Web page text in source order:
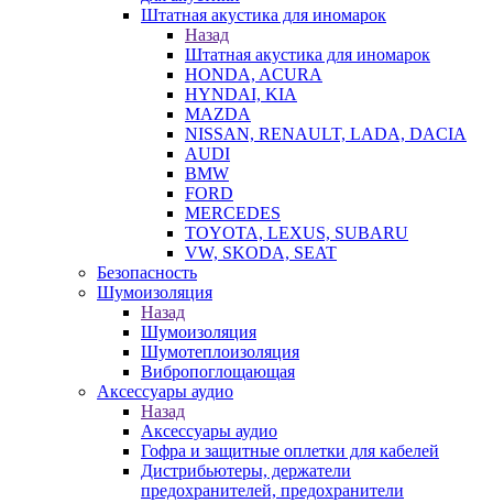
Штатная акустика для иномарок
Назад
Штатная акустика для иномарок
HONDA, ACURA
HYNDAI, KIA
MAZDA
NISSAN, RENAULT, LADA, DACIA
AUDI
BMW
FORD
MERCEDES
TOYOTA, LEXUS, SUBARU
VW, SKODA, SEAT
Безопасность
Шумоизоляция
Назад
Шумоизоляция
Шумотеплоизоляция
Вибропоглощающая
Аксессуары аудио
Назад
Аксессуары аудио
Гофра и защитные оплетки для кабелей
Дистрибьютеры, держатели
предохранителей, предохранители